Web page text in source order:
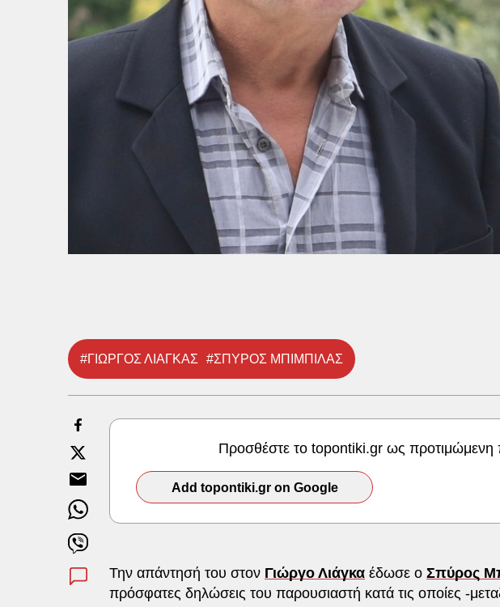
#ΓΙΩΡΓΟΣ ΛΙΑΓΚΑΣ #ΣΠΥΡΟΣ ΜΠΙΜΠΙΛΑΣ
Προσθέστε το topontiki.gr ως
Add topontiki.gr on Google
Την απάντησή του στον Γιώργο Λιάγκα έδωσε ο Σπύρος
πρόσφατες δηλώσεις του παρουσιαστή κατά τις οποίες -